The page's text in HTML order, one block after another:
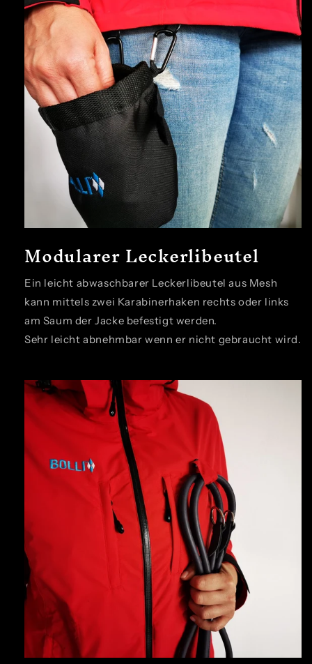
Modularer Leckerlibeutel
Ein leicht abwaschbarer Leckerlibeutel aus Mesh
kann mittels zwei Karabinerhaken rechts oder links
am Saum der Jacke befestigt werden.
Sehr leicht abnehmbar wenn er nicht gebraucht wird.